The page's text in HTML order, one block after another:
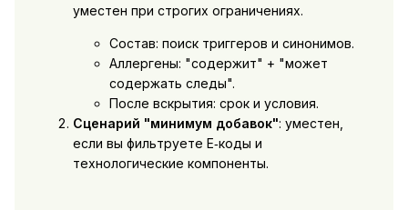
уместен при строгих ограничениях.
Состав: поиск триггеров и синонимов.
Аллергены: "содержит" + "может
содержать следы".
После вскрытия: срок и условия.
Сценарий "минимум добавок": уместен,
если вы фильтруете E‑коды и
технологические компоненты.